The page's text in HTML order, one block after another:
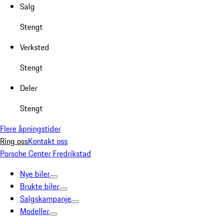
Salg
Stengt
Verksted
Stengt
Deler
Stengt
Flere åpningstider
Ring ossKontakt oss
Porsche Center Fredrikstad
Nye biler
Brukte biler
Salgskampanje
Modeller